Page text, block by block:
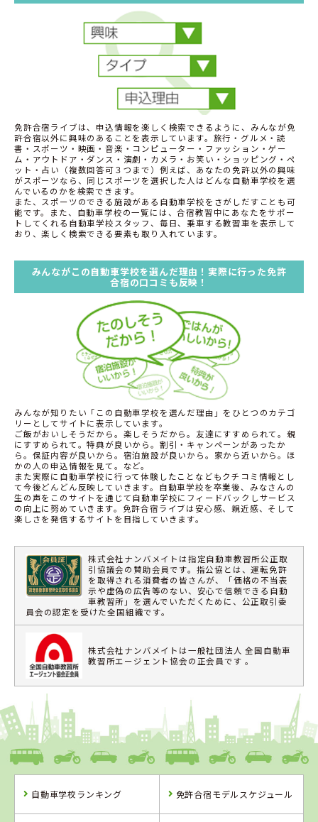
免許合宿ライブは、申込情報を楽しく検索できるように、みんなが免
許合宿以外に興味のあることを表示しています。旅行・グルメ・読
書・スポーツ・映画・音楽・コンピューター・ファッション・ゲー
ム・アウトドア・ダンス・演劇・カメラ・お笑い・ショッピング・ペ
ット・占い（複数回答可３つまで）例えば、あなたの免許以外の興味
がスポーツなら、同じスポーツを選択した人はどんな自動車学校を選
んでいるのかを検索できます。
また、スポーツのできる施設がある自動車学校をさがしだすことも可
能です。また、自動車学校の一覧には、合宿教習中にあなたをサポー
トしてくれる自動車学校スタッフ、毎日、乗車する教習車を表示して
おり、楽しく検索できる要素も取り入れています。
みんながこの自動車学校を選んだ理由！実際に行った免許
合宿の口コミも反映！
みんなが知りたい「この自動車学校を選んだ理由」をひとつのカテゴ
リーとしてサイトに表示しています。
ご飯がおいしそうだから。楽しそうだから。友達にすすめられて。親
にすすめられて。特典が良いから。割引・キャンペーンがあったか
ら。保証内容が良いから。宿泊施設が良いから。家から近いから。ほ
かの人の申込情報を見て。など。
また実際に自動車学校に行って体験したことなどもクチコミ情報とし
て今後どんどん反映していきます。自動車学校を卒業後、みなさんの
生の声をこのサイトを通じて自動車学校にフィードバックしサービス
の向上に努めていきます。免許合宿ライブは安心感、親近感、そして
楽しさを発信するサイトを目指していきます。
株式会社ナンバメイトは指定自動車教習所公正取
引協議会の賛助会員です。指公協とは、運転免許
を取得される消費者の皆さんが、「価格の不当表
示や虚偽の広告等のない、安心で信頼できる自動
車教習所」を選んでいただくために、公正取引委
員会の認定を受けた全国組織です。
株式会社ナンバメイトは一般社団法人 全国自動車
教習所エージェント協会の正会員です 。
自動車学校ランキング 免許合宿モデルスケジュール